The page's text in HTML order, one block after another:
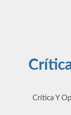
Crítica Y